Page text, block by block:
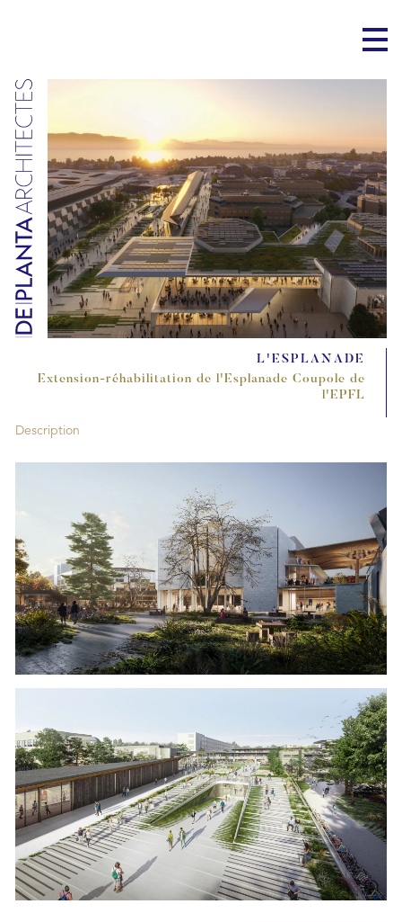
L'ESPLANADE
Extension-réhabilitation de l'Esplanade Coupole de
l'EPFL
Description